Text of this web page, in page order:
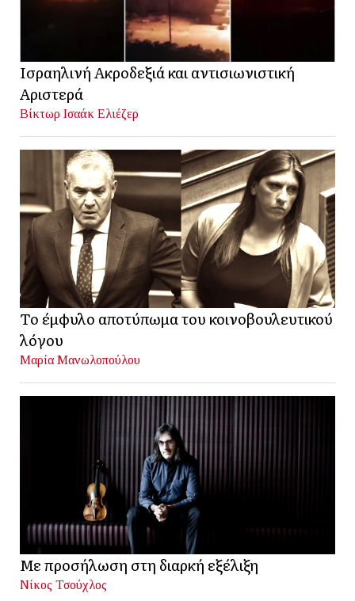
Ισραηλινή Ακροδεξιά και αντισιωνιστική
Αριστερά
Βίκτωρ Ισαάκ Ελιέζερ
Το έμφυλο αποτύπωμα του κοινοβουλευτικού
λόγου
Μαρία Μανωλοπούλου
Με προσήλωση στη διαρκή εξέλιξη
Νίκος Τσούχλος